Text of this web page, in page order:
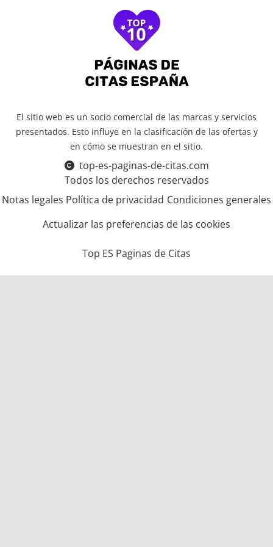
El sitio web es un socio comercial de las marcas y servicios
presentados. Esto influye en la clasificación de las ofertas y
en cómo se muestran en el sitio.
top-es-paginas-de-citas.com
Todos los derechos reservados
Notas legales Política de privacidad Condiciones generales
Actualizar las preferencias de las cookies
Top ES Paginas de Citas